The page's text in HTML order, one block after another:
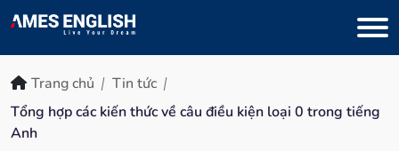
Trang chủ
Tin tức
Tổng hợp các kiến thức về câu điều kiện loại 0 trong tiếng
Anh